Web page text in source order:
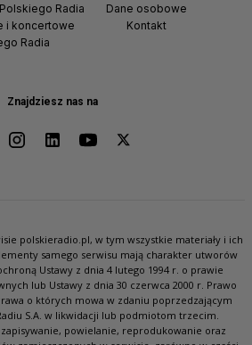
Znajdziesz nas na
Radia
i koncertowe
Radia
Dane osobowe
Kontakt
polskieradio.pl, w tym wszystkie materiały i ich
samego serwisu mają charakter utworów
Ustawy z dnia 4 lutego 1994 r. o prawie
lub Ustawy z dnia 30 czerwca 2000 r. Prawo
o których mowa w zdaniu poprzedzającym
S.A. w likwidacji lub podmiotom trzecim.
powielanie, reprodukowanie oraz